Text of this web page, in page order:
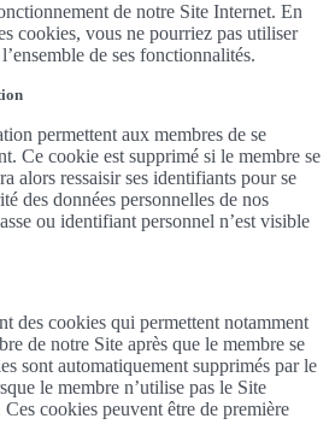
de notre Site Internet. En
cookies, vous ne pourriez pas utiliser
de ses fonctionnalités.
permettent aux membres de se
Ce cookie est supprimé si le membre se
alors ressaisir ses identifiants pour se
des données personnelles de nos
ou identifiant personnel n’est visible
des cookies qui permettent notamment
de notre Site après que le membre se
sont automatiquement supprimés par le
le membre n’utilise pas le Site
cookies peuvent être de première